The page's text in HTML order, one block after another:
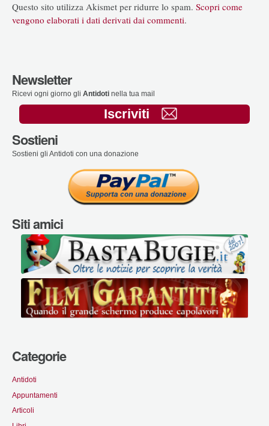
Questo sito utilizza Akismet per ridurre lo spam. Scopri come
vengono elaborati i dati derivati dai commenti.
Newsletter
Ricevi ogni giorno gli Antidoti nella tua mail
Iscriviti
Sostieni
Sostieni gli Antidoti con una donazione
Siti amici
Categorie
Antidoti
Appuntamenti
Articoli